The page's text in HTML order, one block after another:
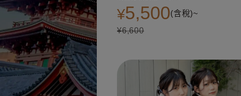
¥5,500(含稅)~
¥6,600